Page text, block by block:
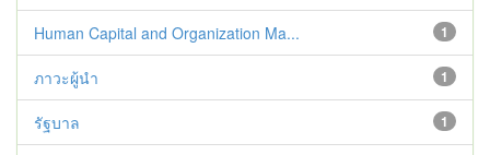
1
Human Capital and Organization Ma...
1
ภาวะผู้นำ
1
รัฐบาล